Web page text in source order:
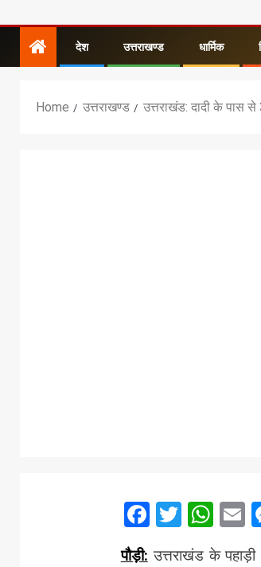
देश उत्तराखण्ड धार्मिक
Home उत्तराखण्ड उत्तराखंड: दादी के पास
Facebook
Twitter
पौड़ी: उत्तराखंड के पहाड़ी